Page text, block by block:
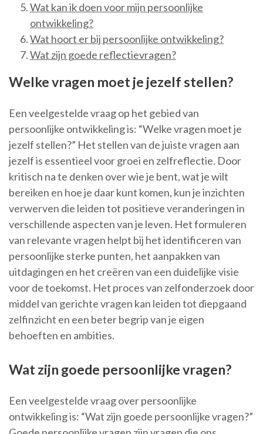
Wat kan ik doen voor mijn persoonlijke
ontwikkeling?
Wat hoort er bij persoonlijke ontwikkeling?
Wat zijn goede reflectievragen?
Welke vragen moet je jezelf stellen?
Een veelgestelde vraag op het gebied van
persoonlijke ontwikkeling is: “Welke vragen moet je
jezelf stellen?” Het stellen van de juiste vragen aan
jezelf is essentieel voor groei en zelfreflectie. Door
kritisch na te denken over wie je bent, wat je wilt
bereiken en hoe je daar kunt komen, kun je inzichten
verwerven die leiden tot positieve veranderingen in
verschillende aspecten van je leven. Het formuleren
van relevante vragen helpt bij het identificeren van
persoonlijke sterke punten, het aanpakken van
uitdagingen en het creëren van een duidelijke visie
voor de toekomst. Het proces van zelfonderzoek door
middel van gerichte vragen kan leiden tot diepgaand
zelfinzicht en een beter begrip van je eigen
behoeften en ambities.
Wat zijn goede persoonlijke vragen?
Een veelgestelde vraag over persoonlijke
ontwikkeling is: “Wat zijn goede persoonlijke vragen?”